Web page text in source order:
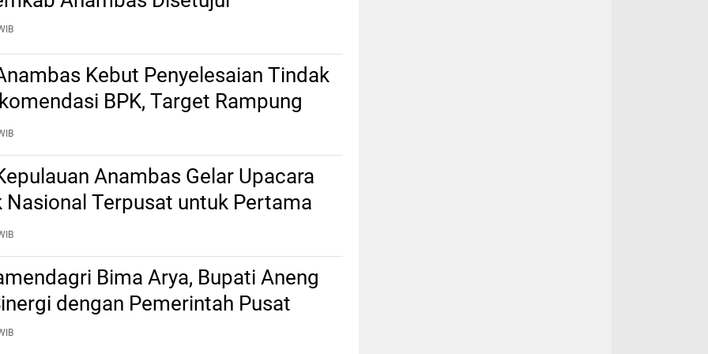
Kebut Penyelesaian Tindak
BPK, Target Rampung
Agustus
Anambas Gelar Upacara
Nasional Terpusat untuk Pertama
Bima Arya, Bupati Aneng
dengan Pemerintah Pusat